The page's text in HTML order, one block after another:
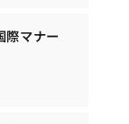
際マナー